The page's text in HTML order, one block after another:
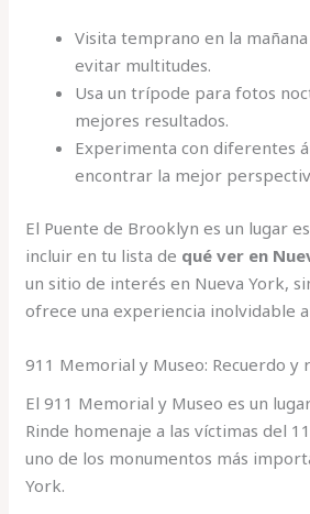
Visita temprano en la
evitar multitudes.
Usa un trípode para fotos
mejores resultados.
Experimenta con diferentes
encontrar la mejor
El Puente de Brooklyn es un lugar
incluir en tu lista de qué ver en
un sitio de interés en Nueva York,
ofrece una experiencia inolvidable
911 Memorial y Museo: Recuerdo y
El 911 Memorial y Museo es un
Rinde homenaje a las víctimas del
uno de los monumentos más
York.